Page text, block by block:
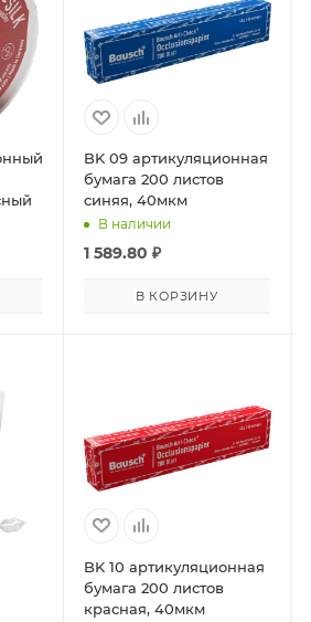
BK 09 артикуляционная
бумага 200 листов
синяя, 40мкм
В наличии
1 589.80 ₽
В КОРЗИНУ
BK 10 артикуляционная
бумага 200 листов
красная, 40мкм